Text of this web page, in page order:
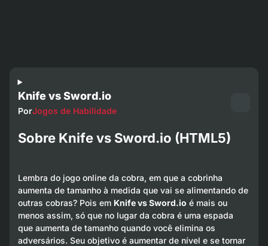
Knife vs Sword.io
PorJogos de Habilidade
Sobre Knife vs Sword.io (HTML5)
Lembra do jogo online da cobra, em que a cobrinha
aumenta de tamanho à medida que vai se alimentando de
outras cobras? Pois em Knife vs Sword.io é mais ou
menos assim, só que no lugar da cobra é uma espada
que aumenta de tamanho quando você elimina os
adversários. Seu objetivo é aumentar de nível e se tornar